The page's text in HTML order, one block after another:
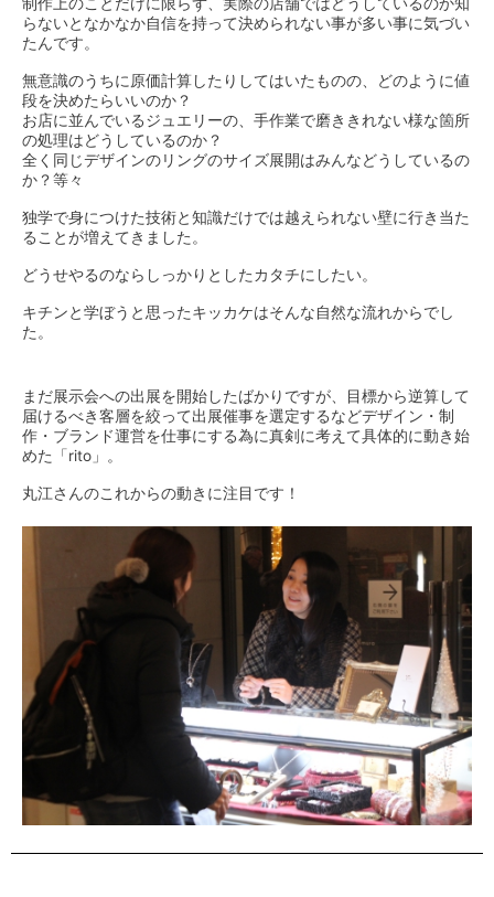
らないとなかなか自信を持って決められない事が多い事に気づい
たんです。
無意識のうちに原価計算したりしてはいたものの、どのように値
段を決めたらいいのか？
お店に並んでいるジュエリーの、手作業で磨ききれない様な箇所
の処理はどうしているのか？
全く同じデザインのリングのサイズ展開はみんなどうしているの
か？等々
独学で身につけた技術と知識だけでは越えられない壁に行き当た
ることが増えてきました。
どうせやるのならしっかりとしたカタチにしたい。
キチンと学ぼうと思ったキッカケはそんな自然な流れからでし
た。
まだ展示会への出展を開始したばかりですが、目標から逆算して
届けるべき客層を絞って出展催事を選定するなどデザイン・制
作・ブランド運営を仕事にする為に真剣に考えて具体的に動き始
めた「rito」。
丸江さんのこれからの動きに注目です！